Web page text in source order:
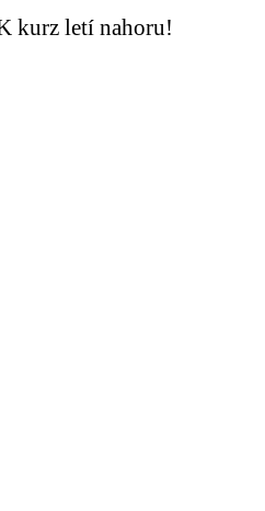
kurz letí nahoru!